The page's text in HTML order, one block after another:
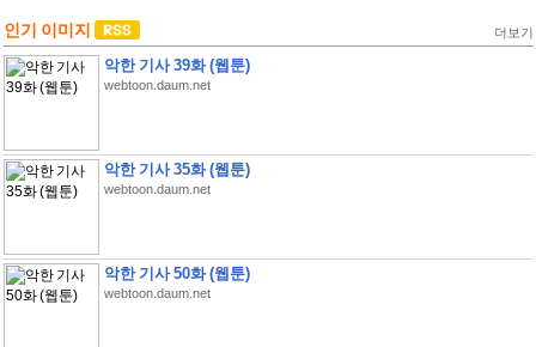
인기 이미지 더보기
악한 기사 39화 (웹툰)
webtoon.daum.net
악한 기사 35화 (웹툰)
webtoon.daum.net
악한 기사 50화 (웹툰)
webtoon.daum.net